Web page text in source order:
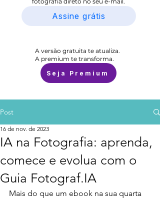
Assine grátis
A versão gratuita te atualiza.
A premium te transforma.
Seja Premium
Post
IA na Fotografia: aprenda,
comece e evolua com o
Guia Fotograf.IA
16 de nov. de 2023
Mais do que um ebook na sua quarta